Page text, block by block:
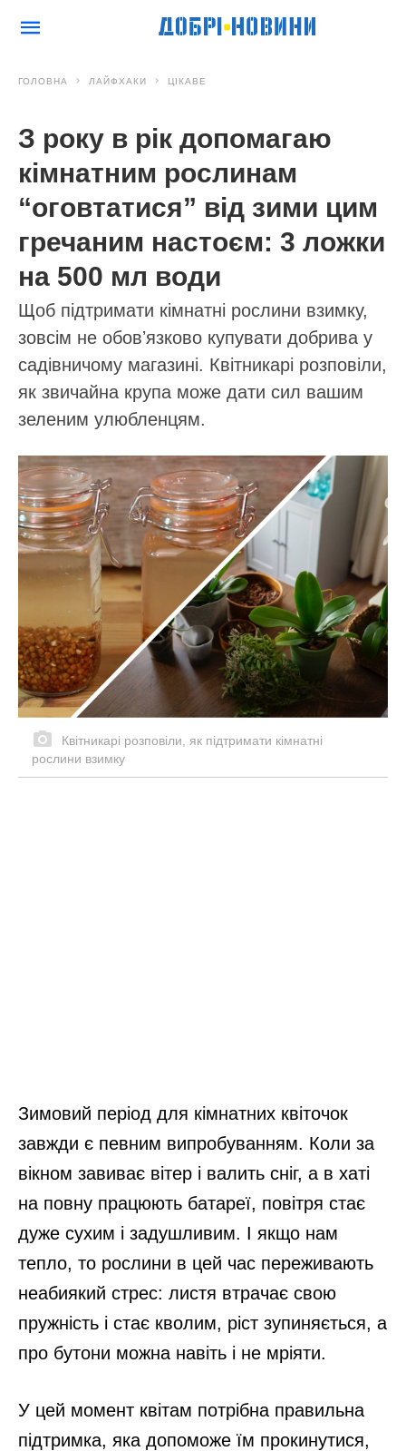
ГОЛОВНА ЛАЙФХАКИ ЦІКАВЕ
З року в рік допомагаю
кімнатним рослинам
“оговтатися” від зими цим
гречаним настоєм: 3 ложки
на 500 мл води
Щоб підтримати кімнатні рослини взимку,
зовсім не обовʼязково купувати добрива у
садівничому магазині. Квітникарі розповіли,
як звичайна крупа може дати сил вашим
зеленим улюбленцям.
Квітникарі розповіли, як підтримати кімнатні
рослини взимку
Зимовий період для кімнатних квіточок
завжди є певним випробуванням. Коли за
вікном завиває вітер і валить сніг, а в хаті
на повну працюють батареї, повітря стає
дуже сухим і задушливим. І якщо нам
тепло, то рослини в цей час переживають
неабиякий стрес: листя втрачає свою
пружність і стає кволим, ріст зупиняється, а
про бутони можна навіть і не мріяти.
У цей момент квітам потрібна правильна
підтримка, яка допоможе їм прокинутися,